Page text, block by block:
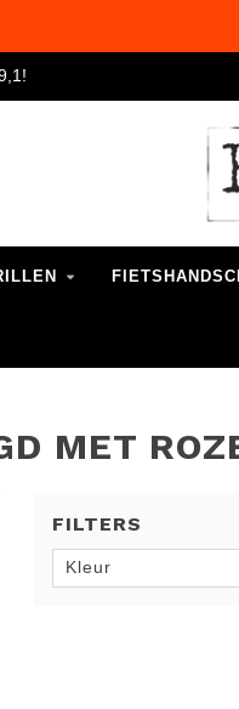
MET
FILTERS
Kleur